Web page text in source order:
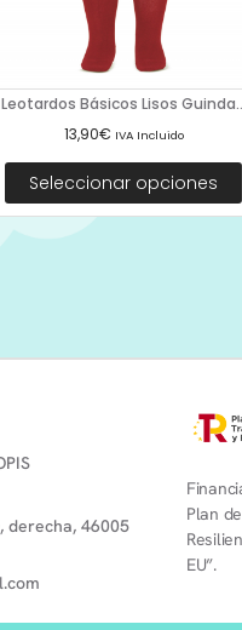
Leotardos Básicos Lisos
13,90€ IVA Incluido
Seleccionar opciones
derecha, 46005
Plan
EU”.